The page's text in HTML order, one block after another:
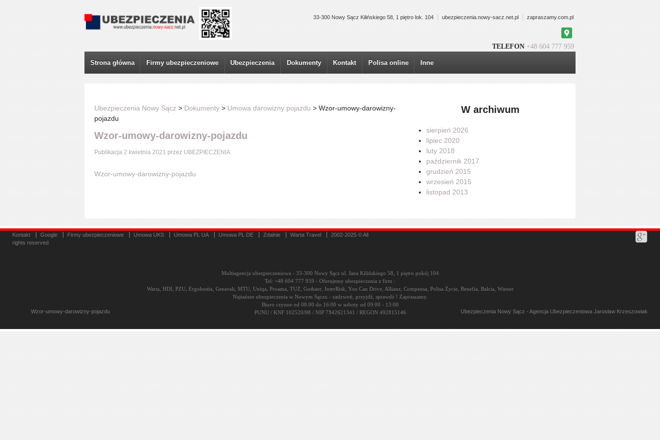
33-300 Nowy Sącz Kilińskiego 58, 1 piętro lok. 104 ubezpieczenia.nowy-sacz.net.pl zapraszamy.com.pl
Maps
TELEFON +48 604 777 959
Strona główna Firmy ubezpieczeniowe Ubezpieczenia Dokumenty Kontakt Polisa online Inne
Ubezpieczenia Nowy Sącz > Dokumenty > Umowa darowizny pojazdu > Wzor-umowy-darowizny-
pojazdu
Wzor-umowy-darowizny-pojazdu
Publikacja 2 kwietnia 2021 przez UBEZPIECZENIA
Wzor-umowy-darowizny-pojazdu
W archiwum
sierpień 2026
lipiec 2020
luty 2018
październik 2017
grudzień 2015
wrzesień 2015
listopad 2013
Kontakt Google Firmy ubezpieczeniowe Umowa UKS Umowa PL UA Umowa PL DE Zdalnie Warta Travel
2002-2025 © All
rights reserved
Multiagencja ubezpieczeniowa - 33-300 Nowy Sącz ul. Jana Kilińskiego 58, 1 piętro pokój 104
Tel: +48 604 777 959 - Oferujemy ubezpieczenia z firm :
Warta, HDI, PZU, Ergohestia, Generali, MTU, Uniqa, Proama, TUZ, Gothaer, InterRisk, You Can Drive, Allianz, Compensa, Polisa Życie, Benefia, Balcia, Wiener
Najtańsze ubezpieczenia w Nowym Sączu - zadzwoń, przyjdź, sprawdź ! Zapraszamy.
Biuro czynne od 08:00 do 16:00 w soboty od 09:00 - 13:00
PUNU / KNF 102520/98 / NIP 7342621341 / REGON 492815146
Wzor-umowy-darowizny-pojazdu ↑ Ubezpieczenia Nowy Sącz - Agencja Ubezpieczeniowa Jarosław Krzeszowiak